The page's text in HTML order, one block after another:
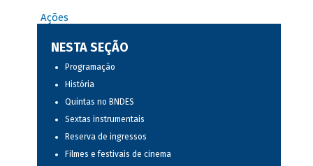
Ações
NESTA SEÇÃO
Programação
História
Quintas no BNDES
Sextas instrumentais
Reserva de ingressos
Filmes e festivais de cinema